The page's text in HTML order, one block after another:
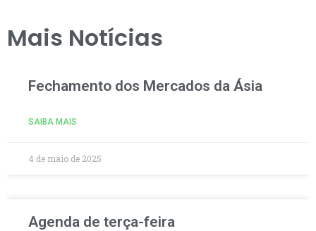
Mais Notícias
Fechamento dos Mercados da Ásia
SAIBA MAIS
4 de maio de 2025
Agenda de terça-feira